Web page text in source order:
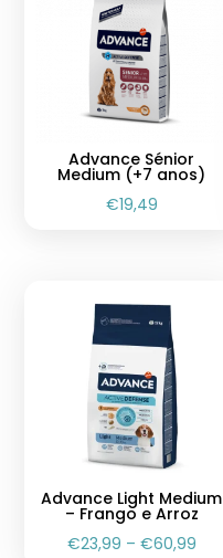
Advance Sénior
Medium (+7 anos)
€19,49
Advance Light Medium
– Frango e Arroz
€23,99 – €60,99